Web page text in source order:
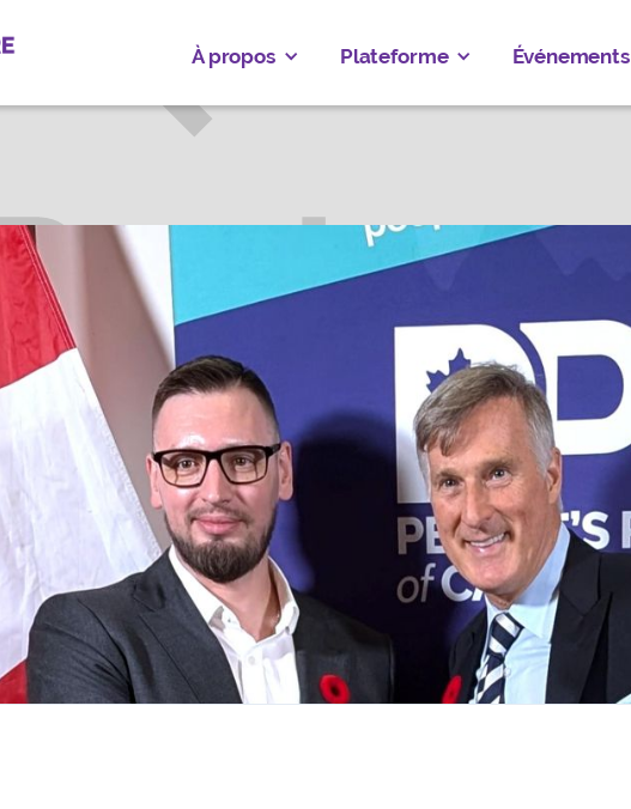
À propos Plateforme Événements
ROMAN YEVSEYEV
VAUGHAN—WOODBRIDGE
Participez Faire un don